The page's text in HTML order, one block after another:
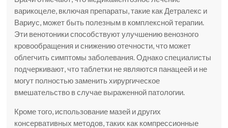
варикоцеле, включая препараты, такие как Детралекс и
Вариус, может быть полезным в комплексной терапии.
Эти венотоники способствуют улучшению венозного
кровообращения и снижению отечности, что может
облегчить симптомы заболевания. Однако специалисты
подчеркивают, что таблетки не являются панацеей и не
могут полностью заменить хирургическое
вмешательство в случае выраженной патологии.
Кроме того, использование мазей и других
консервативных методов, таких как компрессионные